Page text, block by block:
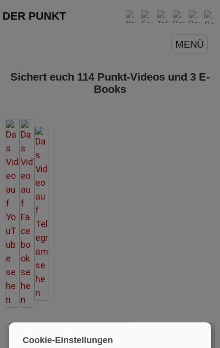
DER PUNKT
MENÜ
Sichert euch 114 Punkt-Videos und 3 E-
Books
Cookie-Einstellungen